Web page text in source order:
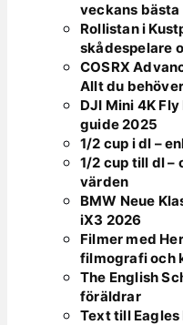
veckans
Rollistan i
skådespelare
COSRX
Allt du
DJI Mini 4K
guide 2025
1/2 cup i dl –
1/2 cup till dl
värden
BMW Neue
iX3 2026
Filmer med
filmografi och
The English
föräldrar
Text till